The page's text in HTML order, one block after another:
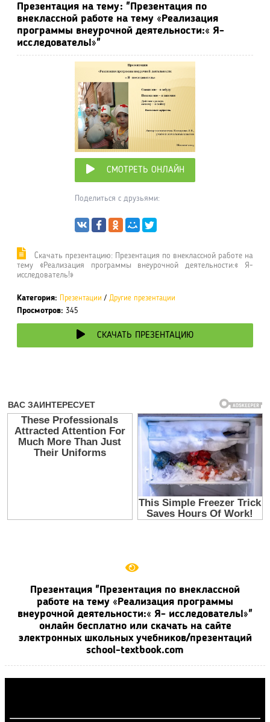
Презентация на тему: "Презентация по
внеклассной работе на тему «Реализация
программы внеурочной деятельности:« Я-
исследователь!»"
СМОТРЕТЬ ОНЛАЙН
Поделиться с друзьями:
Cкачать презентацию: Презентация по внеклассной работе на
тему «Реализация программы внеурочной деятельности:« Я-
исследователь!»
Категория: Презентации / Другие презентации
Просмотров: 345
СКАЧАТЬ ПРЕЗЕНТАЦИЮ
Презентация "Презентация по внеклассной
работе на тему «Реализация программы
внеурочной деятельности:« Я- исследователь!»"
онлайн бесплатно или скачать на сайте
электронных школьных учебников/презентаций
school-textbook.com